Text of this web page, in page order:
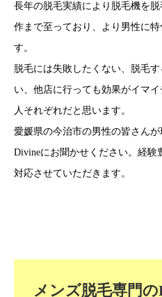
長年の脱毛実績により脱毛機を
作まで至っており、より男性に
す。
脱毛には失敗したくない、脱毛
い、他店に行っても効果がイマ
人それぞれだと思います。
愛媛県の今治市の男性の皆さん
Divineにお聞かせください。経験
対応させていただきます。
メンズ脱毛専門